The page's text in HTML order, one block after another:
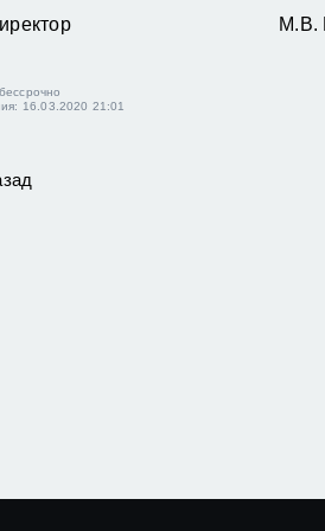
директор М.В.
16.03.2020 21:01